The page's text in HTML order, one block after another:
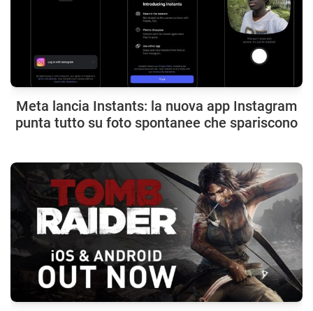
Meta lancia Instants: la nuova app Instagram
punta tutto su foto spontanee che spariscono